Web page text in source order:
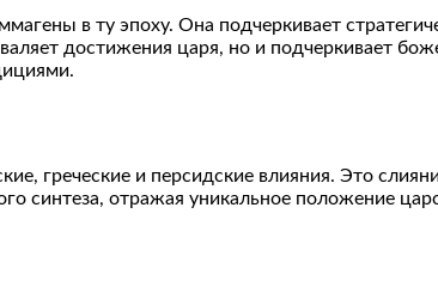
в ту эпоху. Она подчеркивает
достижения царя, но и подчеркивает
греческие и персидские влияния. Это
синтеза, отражая уникальное положение